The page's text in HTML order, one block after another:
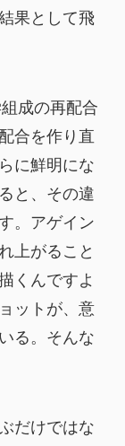
果として飛
成の再配合
合を作り直
に鮮明にな
と、その違
。アゲイン
上がること
くんですよ
ットが、意
る。そんな
だけではな